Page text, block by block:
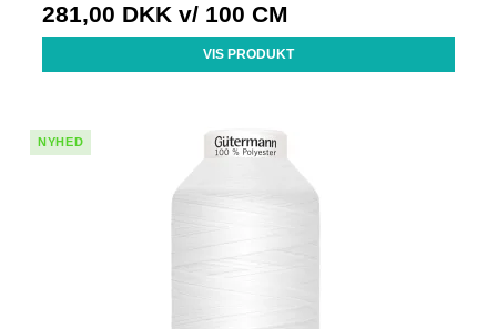
281,00 DKK v/ 100 CM
VIS PRODUKT
NYHED